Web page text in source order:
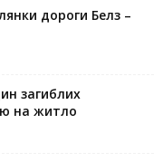
дороги Белз –
загиблих
на житло